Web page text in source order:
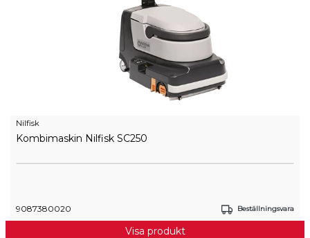
Nilfisk
Kombimaskin Nilfisk SC250
9087380020 Beställningsvara
Visa produkt